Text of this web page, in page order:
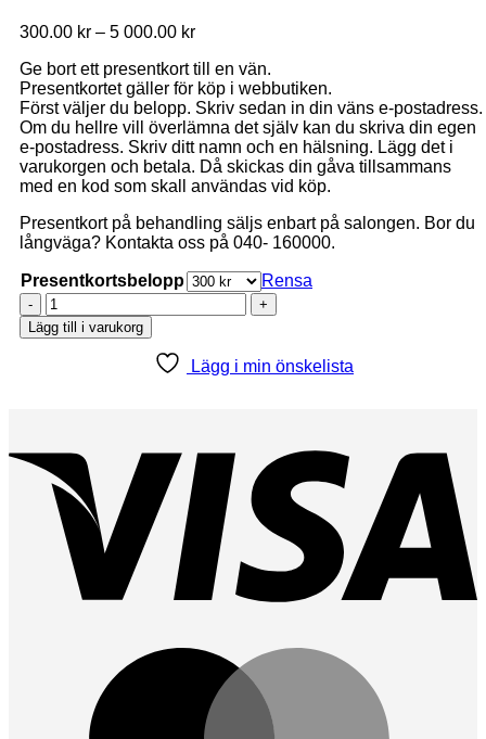
300.00 kr – 5 000.00 krPrisintervall:
till
5
000.00 kr
Ge bort ett presentkort till en vän.
Presentkortet gäller för köp i webbutiken.
Först väljer du belopp. Skriv sedan in din väns e-postadress.
Om du hellre vill överlämna det själv kan du skriva din egen
e-postadress. Skriv ditt namn och en hälsning. Lägg det i
varukorgen och betala. Då skickas din gåva tillsammans
med en kod som skall användas vid köp.
Presentkort på behandling säljs enbart på salongen. Bor du
långväga? Kontakta oss på 040- 160000.
Presentkortsbelopp
Rensa
Presentkort
mängd
Lägg till i varukorg
Lägg i min önskelista